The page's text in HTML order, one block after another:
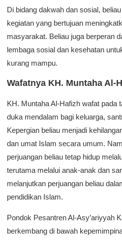
Di bidang dakwah dan sosial,
kegiatan yang bertujuan
masyarakat. Beliau juga berperan
lembaga sosial dan kesehatan
kurang mampu.
Wafatnya KH. Muntaha Al-
KH. Muntaha Al-Hafizh wafat pada
duka mendalam bagi keluarga,
Kepergian beliau menjadi
dan umat Islam secara umum.
perjuangan beliau tetap hidup
terutama melalui anak-anak dan
melanjutkan perjuangan beliau
pendidikan Islam.
Pondok Pesantren Al-Asy’ariyyah
berkembang di bawah